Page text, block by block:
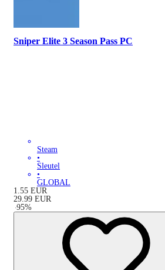
Sniper Elite 3 Season Pass PC
Steam
•
Sleutel
•
GLOBAL
1.55 EUR
29.99 EUR
-95%